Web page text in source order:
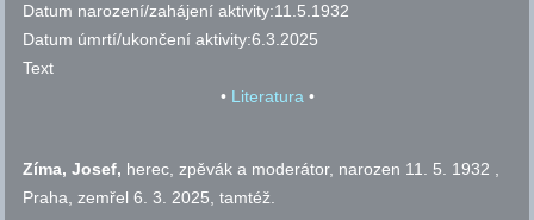
Datum narození/zahájení aktivity:11.5.1932
Datum úmrtí/ukončení aktivity:6.3.2025
Text
• Literatura•
Zíma, Josef, herec, zpěvák a moderátor, narozen 11. 5. 1932 ,
Praha, zemřel 6. 3. 2025, tamtéž.